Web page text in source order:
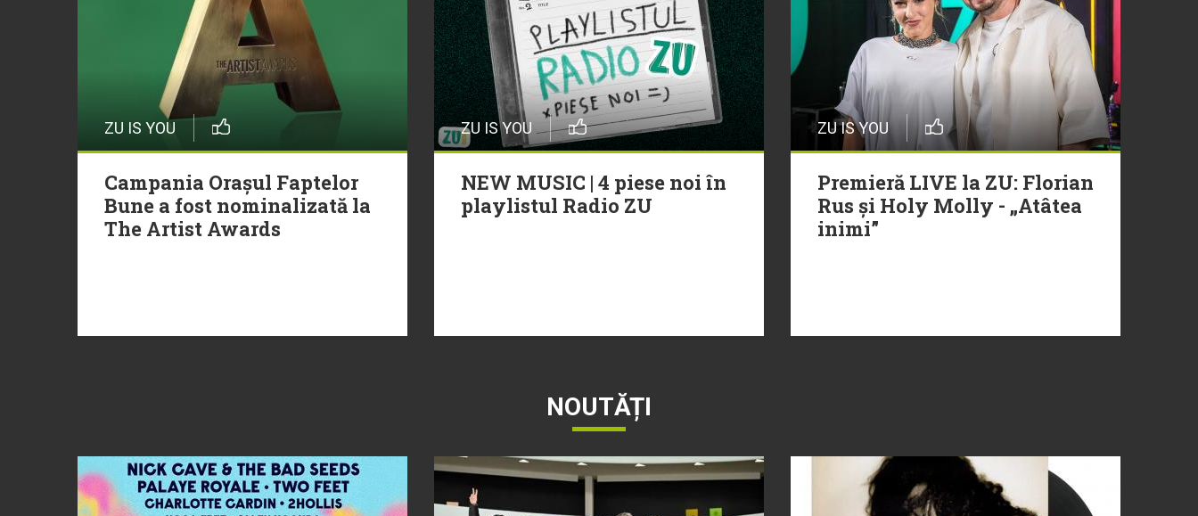
ZU IS YOU
Campania Orașul Faptelor
Bune a fost nominalizată la
The Artist Awards
ZU IS YOU
NEW MUSIC | 4 piese noi în
playlistul Radio ZU
ZU IS YOU
Premieră LIVE la ZU: Florian
Rus și Holy Molly - „Atâtea
inimi”
NOUTĂȚI